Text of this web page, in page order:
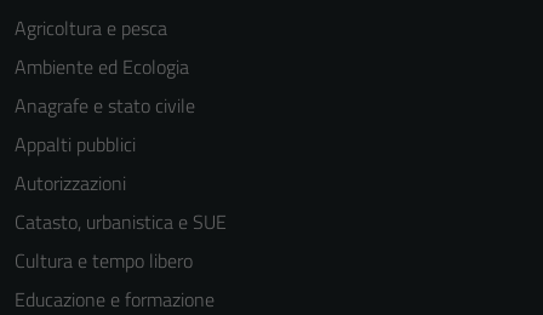
Agricoltura e pesca
Ambiente ed Ecologia
Anagrafe e stato civile
Appalti pubblici
Autorizzazioni
Catasto, urbanistica e SUE
Cultura e tempo libero
Educazione e formazione